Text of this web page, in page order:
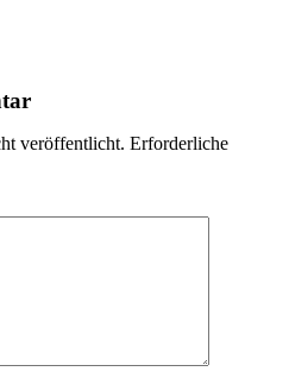
veröffentlicht. Erforderliche